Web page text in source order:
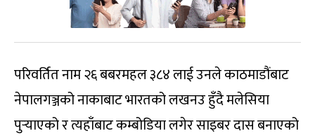
परिवर्तित नाम २६ बबरमहल ३८४ लाई उनले काठमाडौंबाट
नेपालगञ्जको नाकाबाट भारतको लखनउ हुँदै मलेसिया
पुर्‍याएको र त्यहाँबाट कम्बोडिया लगेर साइबर दास बनाएको